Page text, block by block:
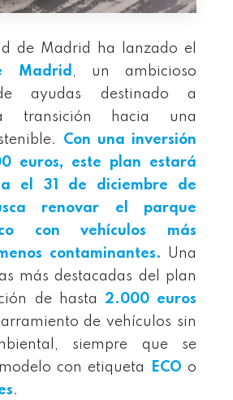
de Madrid ha lanzado el
Madrid , un ambicioso
ayudas destinado a
transición hacia una
Con una inversión
euros, este plan estará
el 31 de diciembre de
renovar el parque
con vehículos más
contaminantes. Una
más destacadas del plan
de hasta 2.000 euros
de vehículos sin
siempre que se
con etiqueta
ECO o
.